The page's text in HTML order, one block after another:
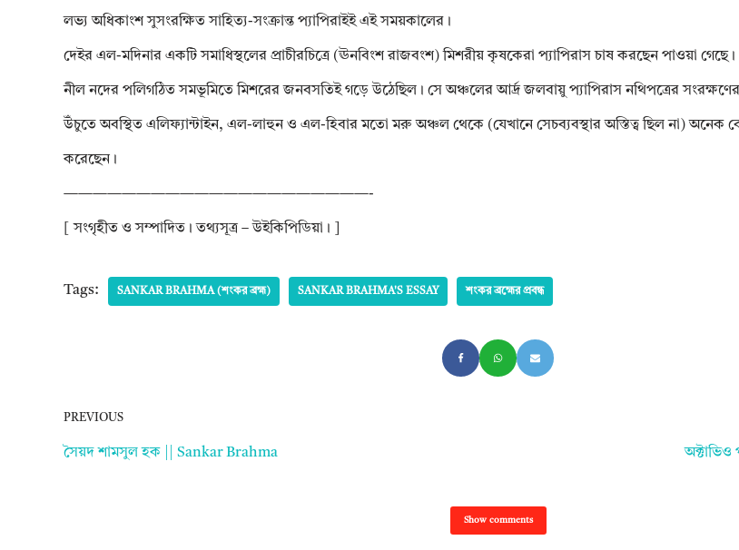
লভ্য অধিকাংশ সুসংরক্ষিত সাহিত্য-সংক্রান্ত প্যাপিরাইই এই সময়কালের।
দেইর এল-মদিনার একটি সমাধিস্থলের প্রাচীরচিত্রে (ঊনবিংশ রাজবংশ) মিশরীয় কৃষকেরা প্যাপিরাস চাষ করছেন পাওয়া গেছে।
নীল নদের পলিগঠিত সমভূমিতে মিশরের জনবসতিই গড়ে উঠেছিল। সে অঞ্চলের আর্দ্র জলবায়ু প্যাপিরাস নথিপত্রের সংরক্ষণের
উঁচুতে অবস্থিত এলিফ্যান্টাইন, এল-লাহুন ও এল-হিবার মতো মরু অঞ্চল থেকে (যেখানে সেচব্যবস্থার অস্তিত্ব ছিল না) অনেক
করেছেন।
—————————————————————-
[ সংগৃহীত ও সম্পাদিত। তথ্যসূত্র – উইকিপিডিয়া। ]
Tags: SANKAR BRAHMA (শংকর ব্রহ্ম) SANKAR BRAHMA'S ESSAY শংকর ব্রহ্মের প্রবন্ধ
PREVIOUS
সৈয়দ শামসুল হক || Sankar Brahma
Show comments